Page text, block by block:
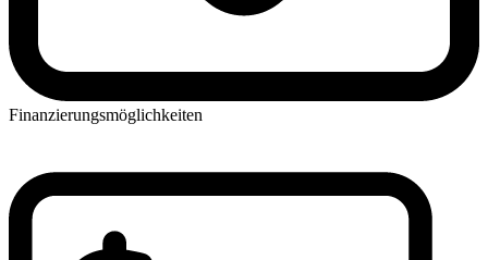
Finanzierungsmöglichkeiten